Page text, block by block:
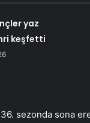
yaz
keşfetti
sezonda sona